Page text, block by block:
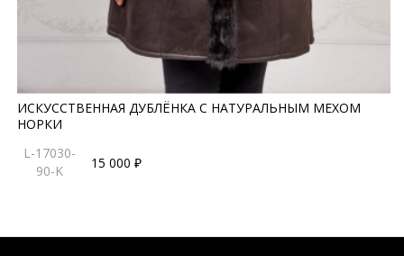
ИСКУССТВЕННАЯ ДУБЛЁНКА С НАТУРАЛЬНЫМ МЕХОМ
НОРКИ
L-17030-
90-K
15 000 ₽